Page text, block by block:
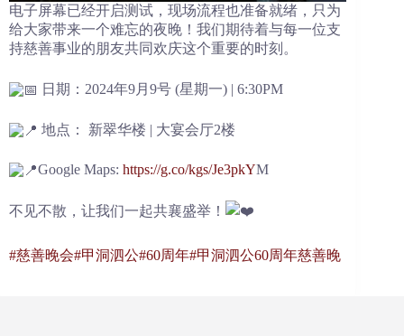
电子屏幕已经开启测试，现场流程也准备就绪，只为
给大家带来一个难忘的夜晚！我们期待着与每一位支
持慈善事业的朋友共同欢庆这个重要的时刻。
日期：2024年9月9号 (星期一) | 6:30PM
地点： 新翠华楼 | 大宴会厅2楼
Google Maps: https://g.co/kgs/Je3pkYM
不见不散，让我们一起共襄盛举！
#慈善晚会#甲洞泗公#60周年#甲洞泗公60周年慈善晚